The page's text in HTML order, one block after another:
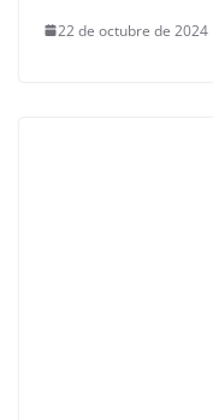
22 de octubre de 2024